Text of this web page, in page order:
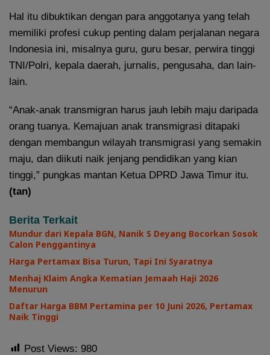
Hal itu dibuktikan dengan para anggotanya yang telah
memiliki profesi cukup penting dalam perjalanan negara
Indonesia ini, misalnya guru, guru besar, perwira tinggi
TNI/Polri, kepala daerah, jurnalis, pengusaha, dan lain-
lain.
“Anak-anak transmigran harus jauh lebih maju daripada
orang tuanya. Kemajuan anak transmigrasi ditapaki
dengan membangun wilayah transmigrasi yang semakin
maju, dan diikuti naik jenjang pendidikan yang kian
tinggi,” pungkas mantan Ketua DPRD Jawa Timur itu.
(tan)
Berita Terkait
Mundur dari Kepala BGN, Nanik S Deyang Bocorkan Sosok
Calon Penggantinya
Harga Pertamax Bisa Turun, Tapi Ini Syaratnya
Menhaj Klaim Angka Kematian Jemaah Haji 2026
Menurun
Daftar Harga BBM Pertamina per 10 Juni 2026, Pertamax
Naik Tinggi
Post Views: 980